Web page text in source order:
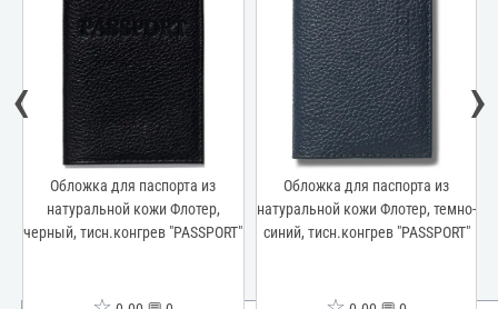
Обложка для паспорта из
натуральной кожи Флотер,
черный, тисн.конгрев "PASSPORT"
Обложка для паспорта из
натуральной кожи Флотер, темно-
синий, тисн.конгрев "PASSPORT"
‹ ›